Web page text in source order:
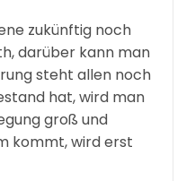
zukünftig noch
darüber kann man
steht allen noch
hat, wird man
groß und
kommt, wird erst